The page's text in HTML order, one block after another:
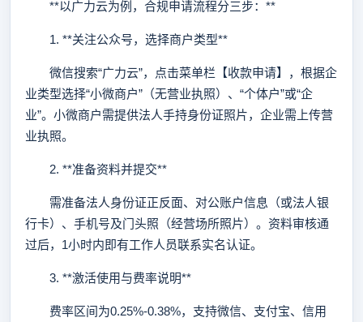
**以广力云为例，合规申请流程分三步：**
1. **关注公众号，选择商户类型**
微信搜索“广力云”，点击菜单栏【收款申请】，根据企
业类型选择“小微商户”（无营业执照）、“个体户”或“企
业”。小微商户需提供法人手持身份证照片，企业需上传营
业执照。
2. **准备资料并提交**
需准备法人身份证正反面、对公账户信息（或法人银
行卡）、手机号及门头照（经营场所照片）。资料审核通
过后，1小时内即有工作人员联系实名认证。
3. **激活使用与费率说明**
费率区间为0.25%-0.38%，支持微信、支付宝、信用